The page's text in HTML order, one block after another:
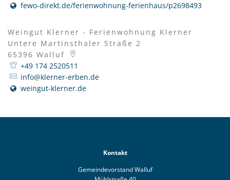
fewo-direkt.de/ferienwohnung-ferienhaus/p2698493
Weingut Klerner - Ferienwohnung Klerner
Untere Martinsthaler Straße 2
65396 Walluf
+49 174 2520511
info@klerner-erben.de
weingut-klerner.de
Kontakt
Gemeindevorstand Walluf